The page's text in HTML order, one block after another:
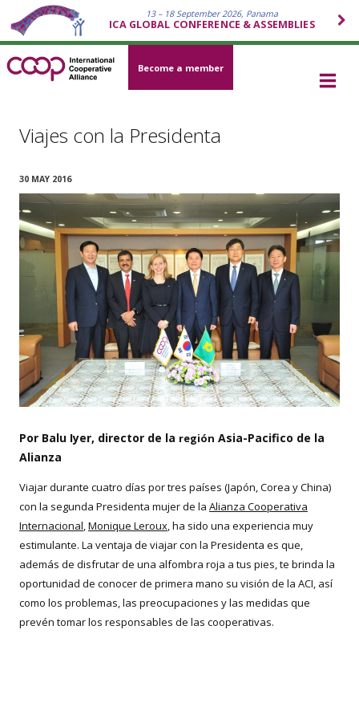
13 – 18 September 2026, Panama
ICA GLOBAL CONFERENCE & ASSEMBLIES
Become a member
Viajes con la Presidenta
30 MAY 2016
Por Balu Iyer, director de la región Asia-Pacifico de la
Alianza
Viajar durante cuatro días por tres países (Japón, Corea y China)
con la segunda Presidenta mujer de la Alianza Cooperativa
Internacional,Monique Leroux, ha sido una experiencia muy
estimulante. La ventaja de viajar con la Presidenta es que,
además de disfrutar de una alfombra roja a tus pies, te brinda la
oportunidad de conocer de primera mano su visión de la ACI, así
como los problemas, las preocupaciones y las medidas que
prevén tomar los responsables de las cooperativas.